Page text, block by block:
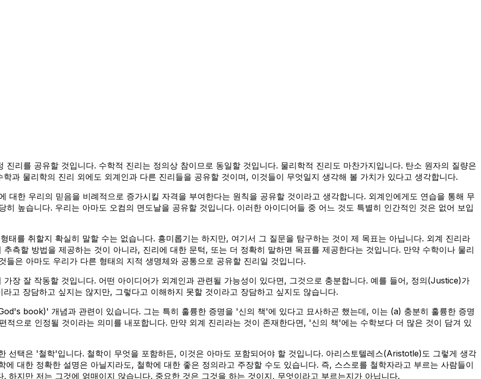
리를 공유할 것입니다. 수학적 진리는 정의상 참이므로 동일할 것입니다. 물리학적 진리도 마찬가지입니다. 탄소 원자의 질량은
과 물리학의 진리 외에도 외계인과 다른 진리들을 공유할 것이며, 이것들이 무엇일지 생각해 볼 가치가 있다고 생각합니다.
대한 우리의 믿음을 비례적으로 증가시킬 자격을 부여한다는 원칙을 공유할 것이라고 생각합니다. 외계인에게도 연습을 통해 무
높습니다. 우리는 아마도 오컴의 면도날을 공유할 것입니다. 이러한 아이디어들 중 어느 것도 특별히 인간적인 것은 없어 보입
태를 취할지 확실히 말할 수는 없습니다. 흥미롭기는 하지만, 여기서 그 질문을 탐구하는 것이 제 목표는 아닙니다. 외계 진리라
측할 방법을 제공하는 것이 아니라, 진리에 대한 문턱, 또는 더 정확히 말하면 목표를 제공한다는 것입니다. 만약 수학이나 물리
은 아마도 우리가 다른 형태의 지적 생명체와 공통으로 공유할 진리일 것입니다.
장 잘 작동할 것입니다. 어떤 아이디어가 외계인과 관련될 가능성이 있다면, 그것으로 충분합니다. 예를 들어, 정의(Justice)가
고 장담하고 싶지는 않지만, 그렇다고 이해하지 못할 것이라고 장담하고 싶지도 않습니다.
book)' 개념과 관련이 있습니다. 그는 특히 훌륭한 증명을 '신의 책'에 있다고 묘사하곤 했는데, 이는 (a) 충분히 훌륭한 증명
적으로 인정될 것이라는 의미를 내포합니다. 만약 외계 진리라는 것이 존재한다면, '신의 책'에는 수학보다 더 많은 것이 담겨 있
선택은 '철학'입니다. 철학이 무엇을 포함하든, 이것은 아마도 포함되어야 할 것입니다. 아리스토텔레스(Aristotle)도 그렇게 생각
대한 정확한 설명은 아닐지라도, 철학에 대한 좋은 정의라고 주장할 수도 있습니다. 즉, 스스로를 철학자라고 부르는 사람들이
하지만 저는 그것에 얽매이지 않습니다. 중요한 것은 그것을 하는 것이지, 무엇이라고 부르는지가 아닙니다.